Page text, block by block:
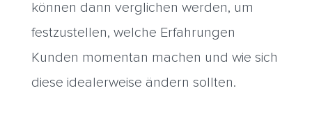
können dann verglichen werden, um
festzustellen, welche Erfahrungen
Kunden momentan machen und wie sich
diese idealerweise ändern sollten.